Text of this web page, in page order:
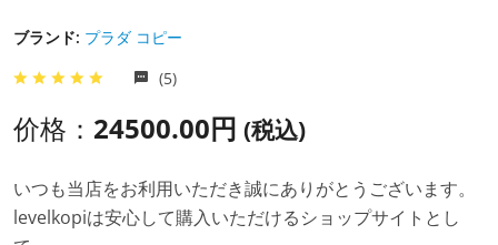
ブランド: プラダ コピー
(5)
价格： 24500.00円 (税込)
いつも当店をお利用いただき誠にありがとうございます。
levelkopiは安心して購入いただけるショップサイトとし